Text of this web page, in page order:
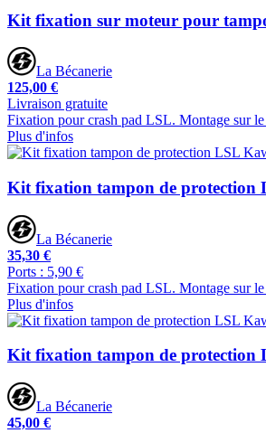
Kit fixation sur moteur pour
La Bécanerie
125,00 €
Livraison gratuite
Fixation pour crash pad LSL. Montage sur le
Plus d'infos
Kit fixation tampon de protection
La Bécanerie
35,30 €
Ports : 5,90 €
Fixation pour crash pad LSL. Montage sur le
Plus d'infos
Kit fixation tampon de protection
La Bécanerie
45,00 €